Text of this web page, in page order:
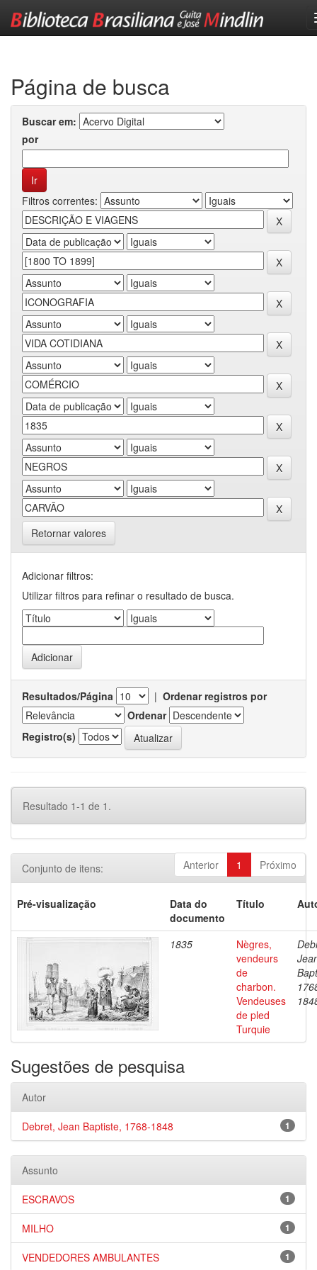
Página de busca
Buscar em:
por
Filtros correntes:
Retornar valores
Adicionar filtros:
Utilizar filtros para refinar o resultado de busca.
Resultados/Página | Ordenar registros por
Ordenar
Registro(s)
Resultado 1-1 de 1.
Anterior 1 Próximo
Conjunto de itens:
Pré-visualização
Data do
documento
Título
1835
Nègres,
vendeurs
de
charbon.
Vendeuses
de pled
Turquie
Sugestões de pesquisa
Autor
1
Debret, Jean Baptiste, 1768-1848
Assunto
1
ESCRAVOS
1
MILHO
1
VENDEDORES AMBULANTES